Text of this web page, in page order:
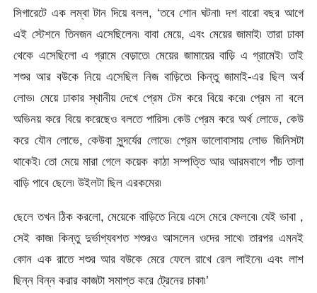
সিগারেটে এক লম্বা টান দিয়ে বলল, ‘তবে শোন ঘটনা৷ দশ বারো বছর আগে
এই স্টেশনে তিনজন এসেছিলেন৷ বাবা মেয়ে, এবং মেয়ের জামাই৷ তারা ঢাকা
থেকে এসেছিলো এ গ্রামে বেড়াতে৷ মেয়ের জামায়ের বাড়ি এ গ্রামেই৷ তাই
শশুর আর বউকে নিয়ে এসেছিল নিজ বাড়িতে৷ কিন্তু জামাই-এর ছিল অর্থ
লোভ৷ মেয়ে ঢাকার স্থানীয় দেখে প্রেম টেম করে বিয়ে করে৷ প্রেম না বলে
অভিনয় করে বিয়ে করেছেও বলতে পারিস৷ কেউ প্রেম করে অর্থ লোভে, কেউ
করে যৌন লোভে, কেউবা সুন্দর্যের লোভে৷ প্রেম ভালোবাসায় লোভ জিনিসটা
থাকেই৷ তো মেয়ে মারা গেলে কয়েক কাঠা সম্পত্তি আর আরমবাগে পাঁচ তালা
বাড়ি পাবে ছেলে৷ উইলটা ছিল এরকমের৷
ছেলে তখন ঠিক করলো, মেয়েকে বাড়িতে নিয়ে এসে মেরে ফেলবে৷ যেই ভাবা ,
সেই কাজ৷ কিন্তু দুর্ভাগ্যবশত শশুরও আসলেন ওদের সাথে৷ তারপর এমনই
কোন এক রাতে শশুর আর বউকে মেরে ফেলে রাখে রেল লাইনে৷ এবং লাশ
ছিন্ন বিন্ন করার কাজটা সমাপ্ত করে ট্রেনের চাকা৷’